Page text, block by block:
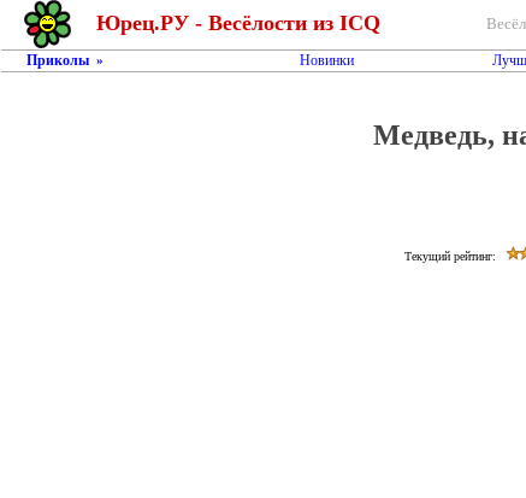
Юрец.РУ - Весёлости из ICQ
Приколы » Новинки
Медведь,
Текущий рейтинг: